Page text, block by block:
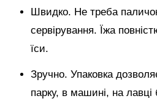
Швидко. Не треба
сервірування. Їжа
їси.
Зручно. Упаковка
парку, в машині, на лавці